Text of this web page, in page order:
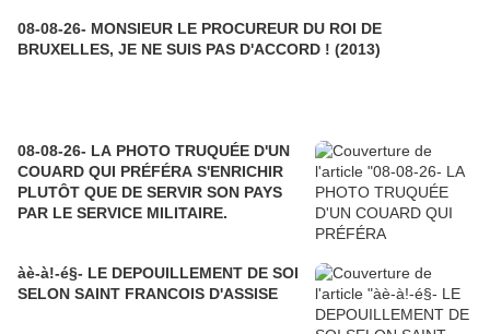
08-08-26- MONSIEUR LE PROCUREUR DU ROI DE
BRUXELLES, JE NE SUIS PAS D'ACCORD ! (2013)
08-08-26- LA PHOTO TRUQUÉE D'UN
COUARD QUI PRÉFÉRA S'ENRICHIR
PLUTÔT QUE DE SERVIR SON PAYS
PAR LE SERVICE MILITAIRE.
àè-à!-é§- LE DEPOUILLEMENT DE SOI
SELON SAINT FRANCOIS D'ASSISE